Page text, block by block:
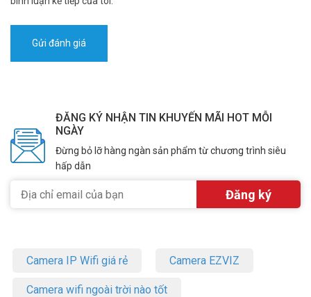
ĐĂNG KÝ NHẬN TIN KHUYẾN MÃI HOT MỖI
NGÀY
Đừng bỏ lỡ hàng ngàn sản phẩm từ chương trình siêu
hấp dẫn
Camera IP Wifi giá rẻ Camera EZVIZ
Camera wifi ngoài trời nào tốt